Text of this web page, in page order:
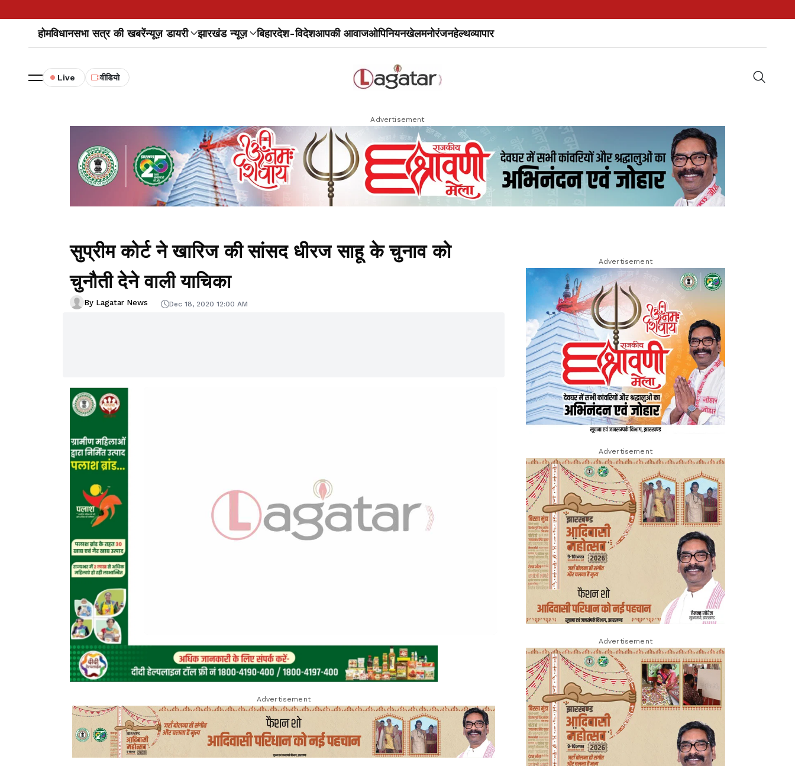
होमविधानसभा सत्र की खबरेंन्यूज़ डायरी झारखंड न्यूज़ बिहारदेश-विदेशआपकी आवाजओपिनियनखेलमनोरंजनहेल्थव्यापार
Live वीडियो
Advertisement
सुप्रीम कोर्ट ने खारिज की सांसद धीरज साहू के चुनाव को
चुनौती देने वाली याचिका
By Lagatar News Dec 18, 2020 12:00 AM
Advertisement
Advertisement
Advertisement
Advertisement